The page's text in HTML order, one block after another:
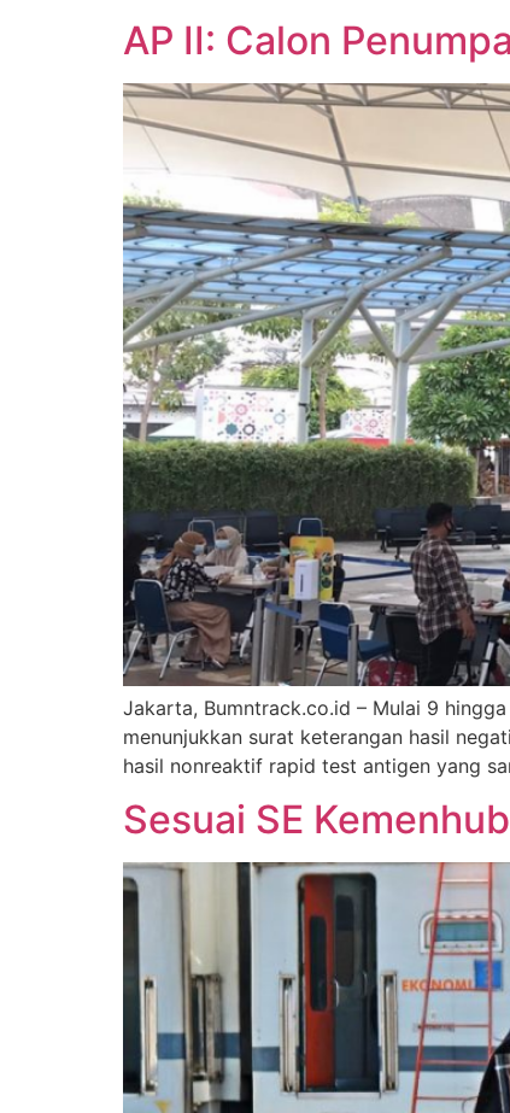
AP II: Calon
Jakarta, Bumntrack.co.id – Mulai 9
menunjukkan surat keterangan hasil
hasil nonreaktif rapid test antigen yang
Sesuai SE